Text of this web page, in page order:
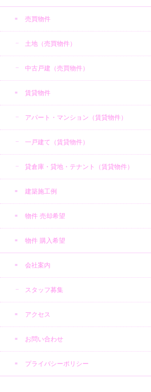
売買物件
土地（売買物件）
中古戸建（売買物件）
賃貸物件
アパート・マンション（賃貸物件）
一戸建て（賃貸物件）
貸倉庫・貸地・テナント（賃貸物件）
建築施工例
物件 売却希望
物件 購入希望
会社案内
スタッフ募集
アクセス
お問い合わせ
プライバシーポリシー